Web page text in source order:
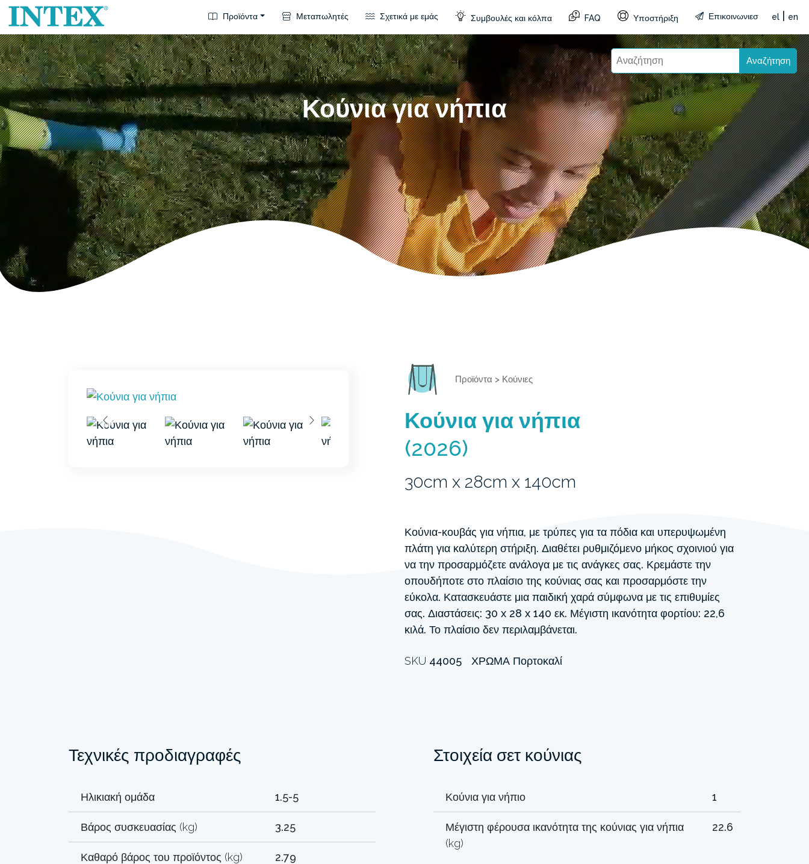
Προϊόντα Μεταπωλητές Σχετικά με εμάς Συμβουλές και κόλπα FAQ Υποστήριξη Επικοινωνιεσ el en
Αναζήτηση
Κούνια για νήπια
Προϊόντα > Κούνιες
Κούνια για νήπια
(2026)
30cm x 28cm x 140cm
Κούνια-κουβάς για νήπια, με τρύπες για τα πόδια και υπερυψωμένη
πλάτη για καλύτερη στήριξη. Διαθέτει ρυθμιζόμενο μήκος σχοινιού για
να την προσαρμόζετε ανάλογα με τις ανάγκες σας. Κρεμάστε την
οπουδήποτε στο πλαίσιο της κούνιας σας και προσαρμόστε την
εύκολα. Κατασκευάστε μια παιδική χαρά σύμφωνα με τις επιθυμίες
σας. Διαστάσεις: 30 x 28 x 140 εκ. Μέγιστη ικανότητα φορτίου: 22,6
κιλά. Το πλαίσιο δεν περιλαμβάνεται.
SKU 44005 ΧΡΏΜΑ Πορτοκαλί
Τεχνικές προδιαγραφές
Ηλικιακή ομάδα 1.5-5
Βάρος συσκευασίας (kg) 3.25
Καθαρό βάρος του προϊόντος (kg) 2.79
Στοιχεία σετ κούνιας
Κούνια για νήπιο 1
Μέγιστη φέρουσα ικανότητα της κούνιας για νήπια
(kg)
22.6